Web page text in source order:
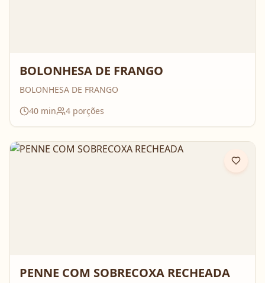
BOLONHESA DE FRANGO
BOLONHESA DE FRANGO
40 min 4 porções
PENNE COM SOBRECOXA RECHEADA